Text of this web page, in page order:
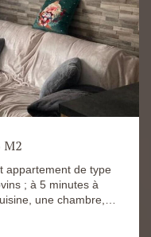
M2
de type
; à 5 minutes à
une chambre,